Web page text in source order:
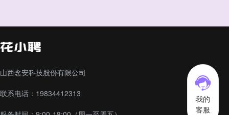
我的
客服
山西念安科技股份有限公司
联系电话：19834412313